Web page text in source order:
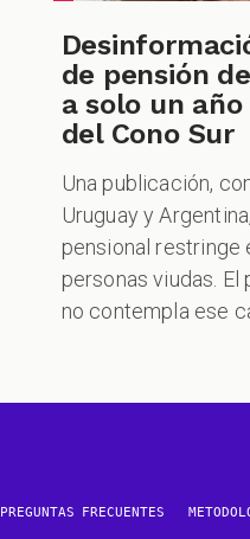
de pensión
a solo un
del Cono Sur
Una publicación,
Uruguay y
pensional restringe
personas viudas.
no contempla ese
PREGUNTAS FRECUENTES